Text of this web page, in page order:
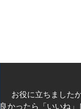
お役に立ちました
良かったら「いいね」